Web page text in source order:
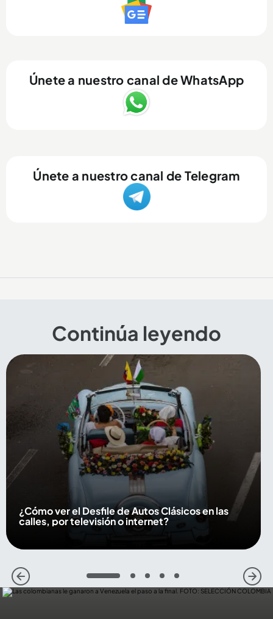
Únete a nuestro canal de WhatsApp
Únete a nuestro canal de Telegram
Continúa leyendo
¿Cómo ver el Desfile de Autos Clásicos en las
calles, por televisión o internet?
1 2 3 4 5